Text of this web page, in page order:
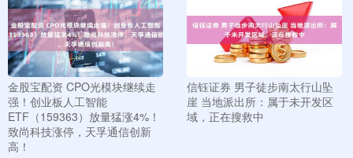
金股宝配资 CPO光模块继续走
强！创业板人工智能
ETF（159363）放量猛涨4%！
致尚科技涨停，天孚通信创新
高！
信钰证券 男子徒步南太行山坠
崖 当地派出所：属于未开发区
域，正在搜救中